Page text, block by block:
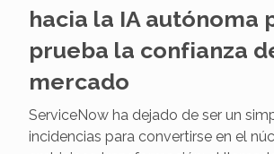
ServiceNow: la
hacia la IA autónoma
prueba la confianza del
mercado
ServiceNow ha dejado de ser un